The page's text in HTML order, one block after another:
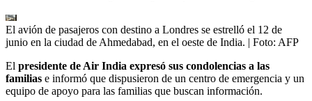
El avión de pasajeros con destino a Londres se estrelló el 12 de
junio en la ciudad de Ahmedabad, en el oeste de India. | Foto: AFP
El presidente de Air India expresó sus condolencias a las
familias e informó que dispusieron de un centro de emergencia y un
equipo de apoyo para las familias que buscan información.